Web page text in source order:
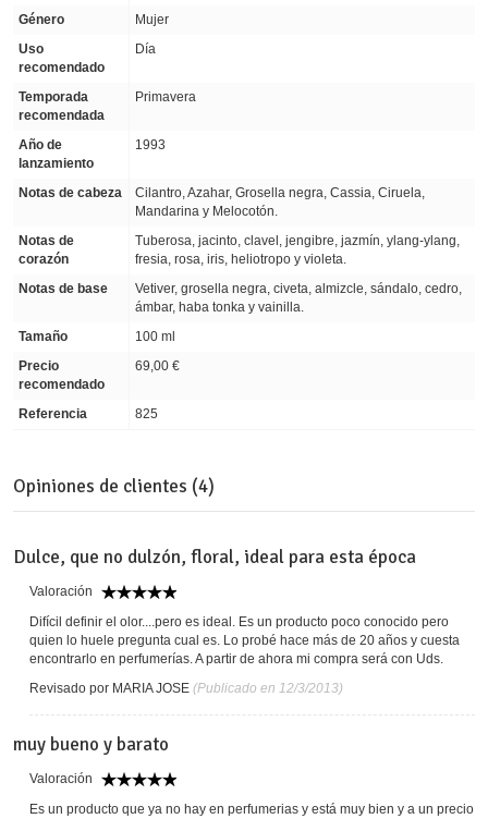
Género
Mujer
Uso
recomendado
Día
Temporada
recomendada
Primavera
Año de
lanzamiento
1993
Notas de cabeza
Cilantro, Azahar, Grosella negra, Cassia, Ciruela,
Mandarina y Melocotón.
Notas de
corazón
Tuberosa, jacinto, clavel, jengibre, jazmín, ylang-ylang,
fresia, rosa, iris, heliotropo y violeta.
Notas de base
Vetiver, grosella negra, civeta, almizcle, sándalo, cedro,
ámbar, haba tonka y vainilla.
Tamaño
100 ml
Precio
recomendado
69,00 €
Referencia 825
Opiniones de clientes (4)
Dulce, que no dulzón, floral, ideal para esta época
Valoración
Difícil definir el olor....pero es ideal. Es un producto poco conocido pero
quien lo huele pregunta cual es. Lo probé hace más de 20 años y cuesta
encontrarlo en perfumerías. A partir de ahora mi compra será con Uds.
Revisado por MARIA JOSE (Publicado en 12/3/2013)
muy bueno y barato
Valoración
Es un producto que ya no hay en perfumerias y está muy bien y a un precio